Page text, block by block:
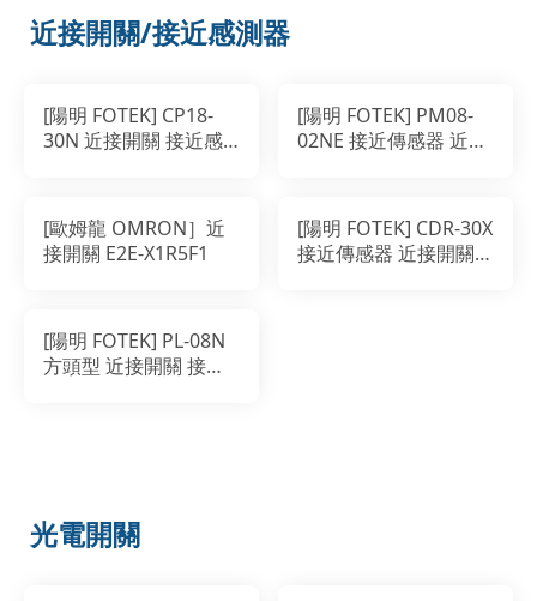
近接開關/接近感測器
[陽明 FOTEK] CP18-
30N 近接開關 接近感
[陽明 FOTEK] PM08-
02NE 接近傳感器 近接
[歐姆龍 OMRON］近
接開關 E2E-X1R5F1
[陽明 FOTEK] CDR-30X
接近傳感器 近接開關
[陽明 FOTEK] PL-08N
方頭型 近接開關 接近
光電開關